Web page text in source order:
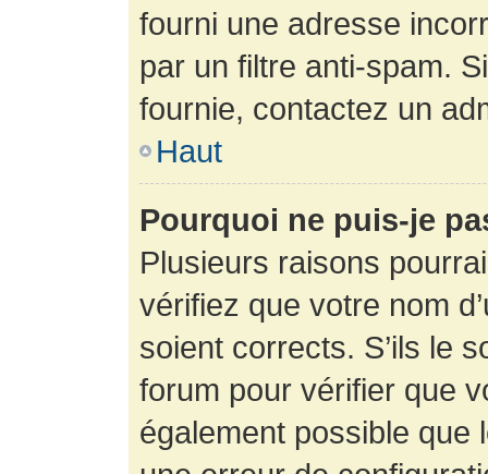
fourni une adresse
par un filtre anti-spam.
fournie, contactez un
Haut
Pourquoi ne puis-je
Plusieurs raisons
vérifiez que votre nom
soient corrects. S’ils le
forum pour vérifier que
également possible que